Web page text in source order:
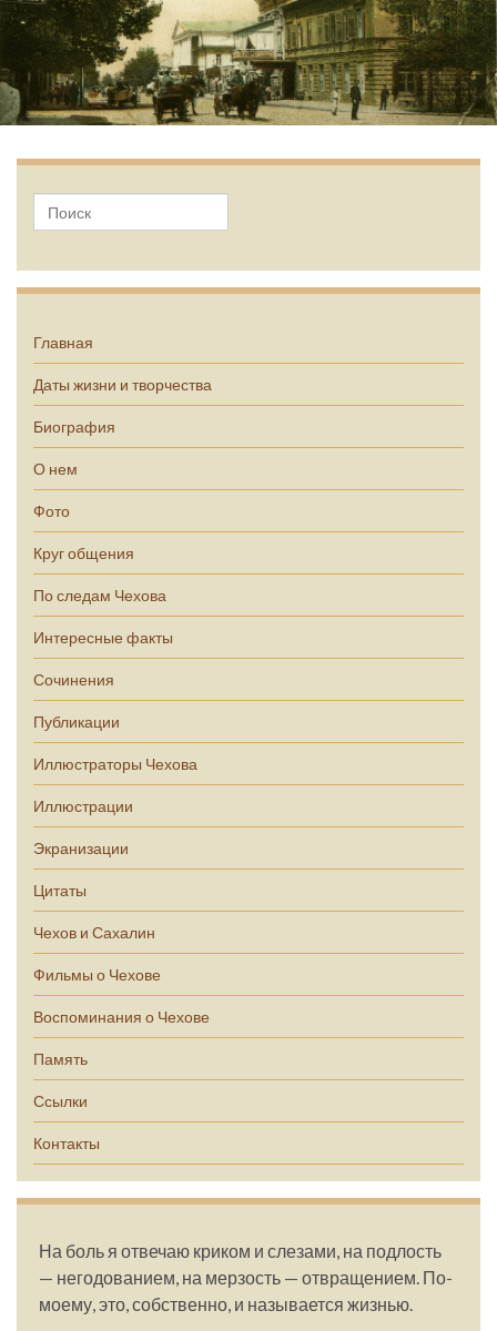
Главная
Даты жизни и творчества
Биография
О нем
Фото
Круг общения
По следам Чехова
Интересные факты
Сочинения
Публикации
Иллюстраторы Чехова
Иллюстрации
Экранизации
Цитаты
Чехов и Сахалин
Фильмы о Чехове
Воспоминания о Чехове
Память
Ссылки
Контакты
На боль я отвечаю криком и слезами, на подлость
— негодованием, на мерзость — отвращением. По-
моему, это, собственно, и называется жизнью.